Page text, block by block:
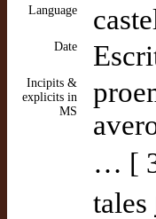
Language
Date
Incipits &
explicits in
MS
… [
tales